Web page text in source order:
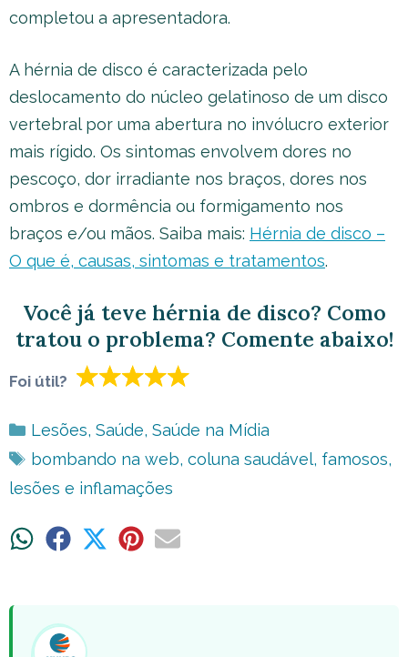
completou a apresentadora.
A hérnia de disco é caracterizada pelo
deslocamento do núcleo gelatinoso de um disco
vertebral por uma abertura no invólucro exterior
mais rígido. Os sintomas envolvem dores no
pescoço, dor irradiante nos braços, dores nos
ombros e dormência ou formigamento nos
braços e/ou mãos. Saiba mais: Hérnia de disco –
O que é, causas, sintomas e tratamentos.
Você já teve hérnia de disco? Como
tratou o problema? Comente abaixo!
Foi útil?
Categorias
Lesões, Saúde, Saúde na Mídia
Tags
bombando na web, coluna saudável, famosos,
lesões e inflamações
ShareShare ShareShareShare